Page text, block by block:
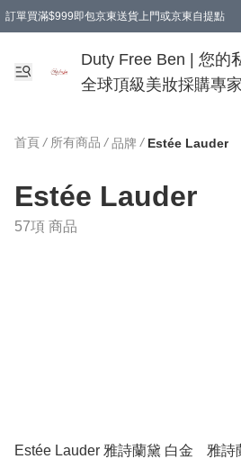
訂單買滿$999即包京東送貨上門或京東自提點
Duty Free Ben | 您的
全球頂級美妝採購專家
首頁 / 所有商品 / 品牌 / Estée Lauder
Estée Lauder
57項 商品
Estée Lauder 雅詩蘭黛 白金
雅詩